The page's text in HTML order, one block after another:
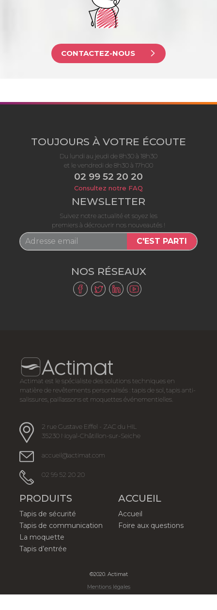
CONTACTEZ-NOUS
TOUJOURS À VOTRE ÉCOUTE
Du lundi au jeudi de 8h30 à 18h30
et le vendredi de 8h30 à 17h00
02 99 52 20 20
Consultez notre FAQ
NEWSLETTER
Suivez notre actualité et soyez les
premiers à décrouvrir nos nouveautés !
C'EST PARTI
NOS RÉSEAUX
Actimat est le spécialiste des solutions techniques en
matière de revêtements personalisés : tapis de sol, tapis anti-
salissures, paillassons et moquettes événementielles.
2 rue Gustave Eiffel - ZAC du HIL
35230 Noyal-Châtillon-sur-Seiche
accueil@actimat.com
02 99 52 20 20
PRODUITS
Tapis de sécurité
Tapis de communication
La moquette
Tapis d’entrée
ACCUEIL
Accueil
Foire aux questions
©2020. Actimat
Mentions légales